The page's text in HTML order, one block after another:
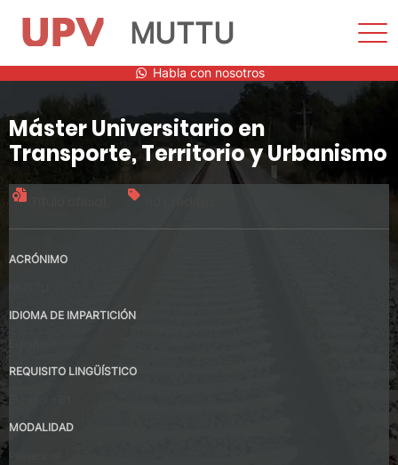
contenido
MUTTU
Habla con nosotros
Máster Universitario en
Transporte, Territorio y Urbanismo
ACRÓNIMO
IDIOMA DE IMPARTICIÓN
REQUISITO LINGÜÍSTICO
MODALIDAD